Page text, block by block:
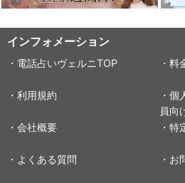
インフォメーション
・電話占いヴェルニTOP ・料
・利用規約
・
員向
・会社概要
・特
・よくある質問 ・お